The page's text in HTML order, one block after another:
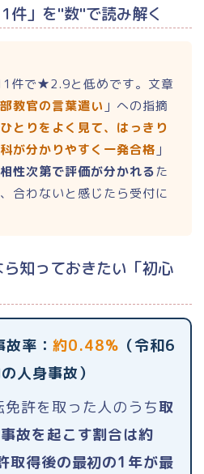
件」を"数"で読み解く
件で★2.9と低めです。文章
教官の言葉遣い 」への指摘
とりをよく見て、はっきり
が分かりやすく一発合格 」
性次第で評価が分かれるた
合わないと感じたら受付に
知っておきたい「初心
率： 約0.48% （令和6
人身事故）
許を取った人のうち取
故を起こす割合は約
取得後の最初の1年が最